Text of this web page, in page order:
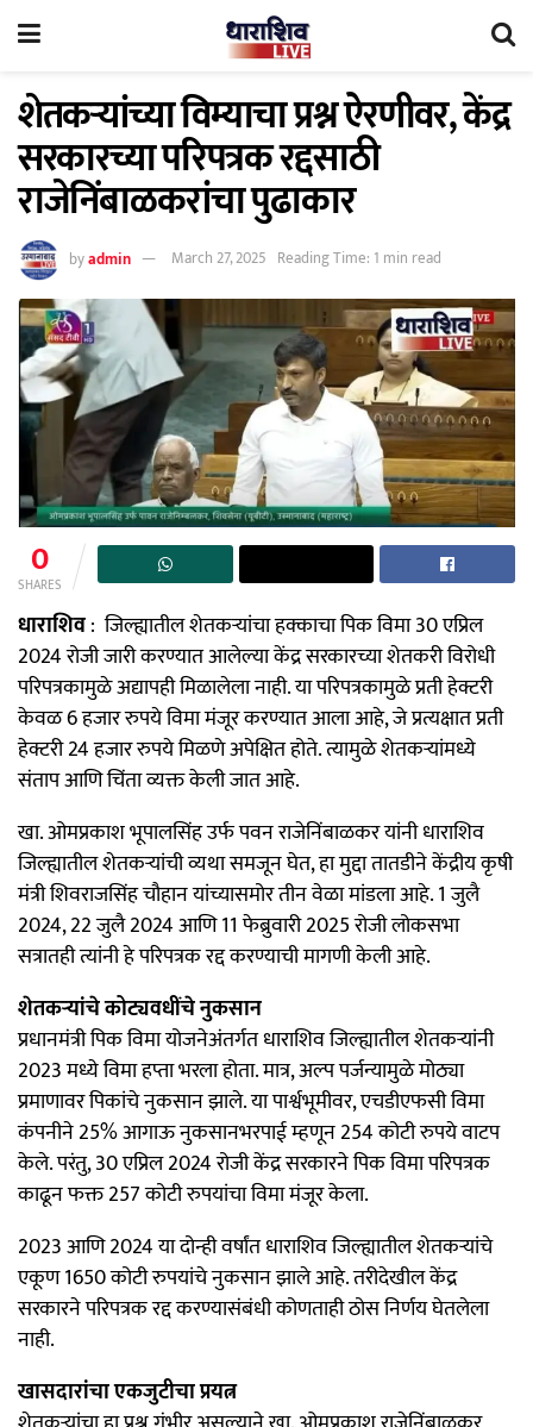
शेतकऱ्यांच्या विम्याचा प्रश्न ऐरणीवर, केंद्र
सरकारच्या परिपत्रक रद्दसाठी
राजेनिंबाळकरांचा पुढाकार
byadmin March 27, 2025 Reading Time: 1 min read
0
SHARES
धाराशिव: जिल्ह्यातील शेतकऱ्यांचा हक्काचा पिक विमा 30 एप्रिल
2024 रोजी जारी करण्यात आलेल्या केंद्र सरकारच्या शेतकरी विरोधी
परिपत्रकामुळे अद्यापही मिळालेला नाही. या परिपत्रकामुळे प्रती हेक्टरी
केवळ 6 हजार रुपये विमा मंजूर करण्यात आला आहे, जे प्रत्यक्षात प्रती
हेक्टरी 24 हजार रुपये मिळणे अपेक्षित होते. त्यामुळे शेतकऱ्यांमध्ये
संताप आणि चिंता व्यक्त केली जात आहे.
खा. ओमप्रकाश भूपालसिंह उर्फ पवन राजेनिंबाळकर यांनी धाराशिव
जिल्ह्यातील शेतकऱ्यांची व्यथा समजून घेत, हा मुद्दा तातडीने केंद्रीय कृषी
मंत्री शिवराजसिंह चौहान यांच्यासमोर तीन वेळा मांडला आहे. 1 जुलै
2024, 22 जुलै 2024 आणि 11 फेब्रुवारी 2025 रोजी लोकसभा
सत्रातही त्यांनी हे परिपत्रक रद्द करण्याची मागणी केली आहे.
शेतकऱ्यांचे कोट्यवधींचे नुकसान
प्रधानमंत्री पिक विमा योजनेअंतर्गत धाराशिव जिल्ह्यातील शेतकऱ्यांनी
2023 मध्ये विमा हप्ता भरला होता. मात्र, अल्प पर्जन्यामुळे मोठ्या
प्रमाणावर पिकांचे नुकसान झाले. या पार्श्वभूमीवर, एचडीएफसी विमा
कंपनीने 25% आगाऊ नुकसानभरपाई म्हणून 254 कोटी रुपये वाटप
केले. परंतु, 30 एप्रिल 2024 रोजी केंद्र सरकारने पिक विमा परिपत्रक
काढून फक्त 257 कोटी रुपयांचा विमा मंजूर केला.
2023 आणि 2024 या दोन्ही वर्षांत धाराशिव जिल्ह्यातील शेतकऱ्यांचे
एकूण 1650 कोटी रुपयांचे नुकसान झाले आहे. तरीदेखील केंद्र
सरकारने परिपत्रक रद्द करण्यासंबंधी कोणताही ठोस निर्णय घेतलेला
नाही.
खासदारांचा एकजुटीचा प्रयत्न